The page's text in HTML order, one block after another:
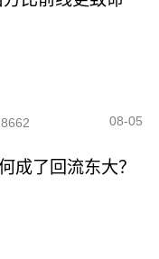
8662 08-05
成了回流东大？